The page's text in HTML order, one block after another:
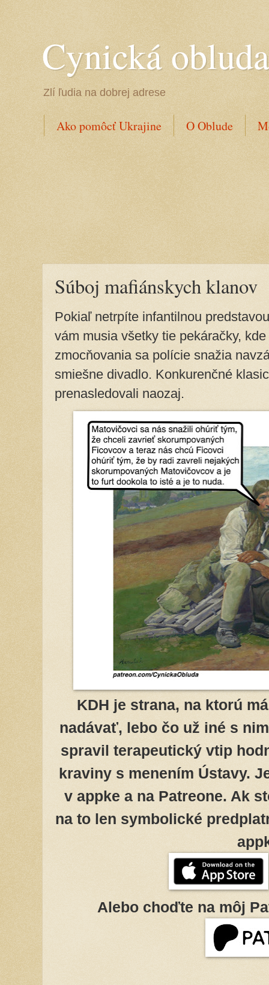
Cynická obluda
Zlí ľudia na dobrej adrese
Ako pomôcť Ukrajine O Oblude
Súboj mafiánskych klanov
Pokiaľ netrpíte infantilnou
vám musia všetky tie pekáračky,
zmocňovania sa polície snažia
smiešne divadlo. Konkurenčné
prenasledovali naozaj.
KDH je strana, na ktorú
nadávať, lebo čo už iné s
spravil terapeutický vtip
kraviny s menením Ústavy.
v appke a na Patreone. Ak
na to len symbolické
Alebo choďte na môj